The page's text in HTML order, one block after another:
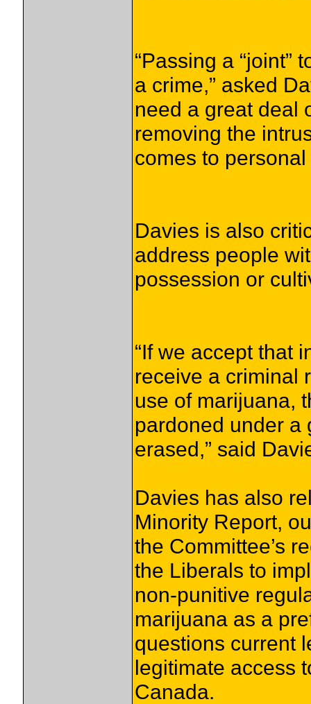
“Passing a
a crime,” asked
need a great deal
removing the
comes to
Davies is also
address people
possession or
“If we accept that
receive a criminal
use of marijuana,
pardoned under a
erased,” said
Davies has also
Minority Report,
the Committee’s
the Liberals to
non-punitive
marijuana as a
questions current
legitimate access
Canada.